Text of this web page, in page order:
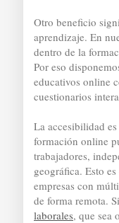
Otro beneficio
aprendizaje. En
dentro de la
Por eso
educativos online
cuestionarios
La accesibilidad
formación online
trabajadores,
geográfica. Esto
empresas con
de forma remota.
laborales, que sea